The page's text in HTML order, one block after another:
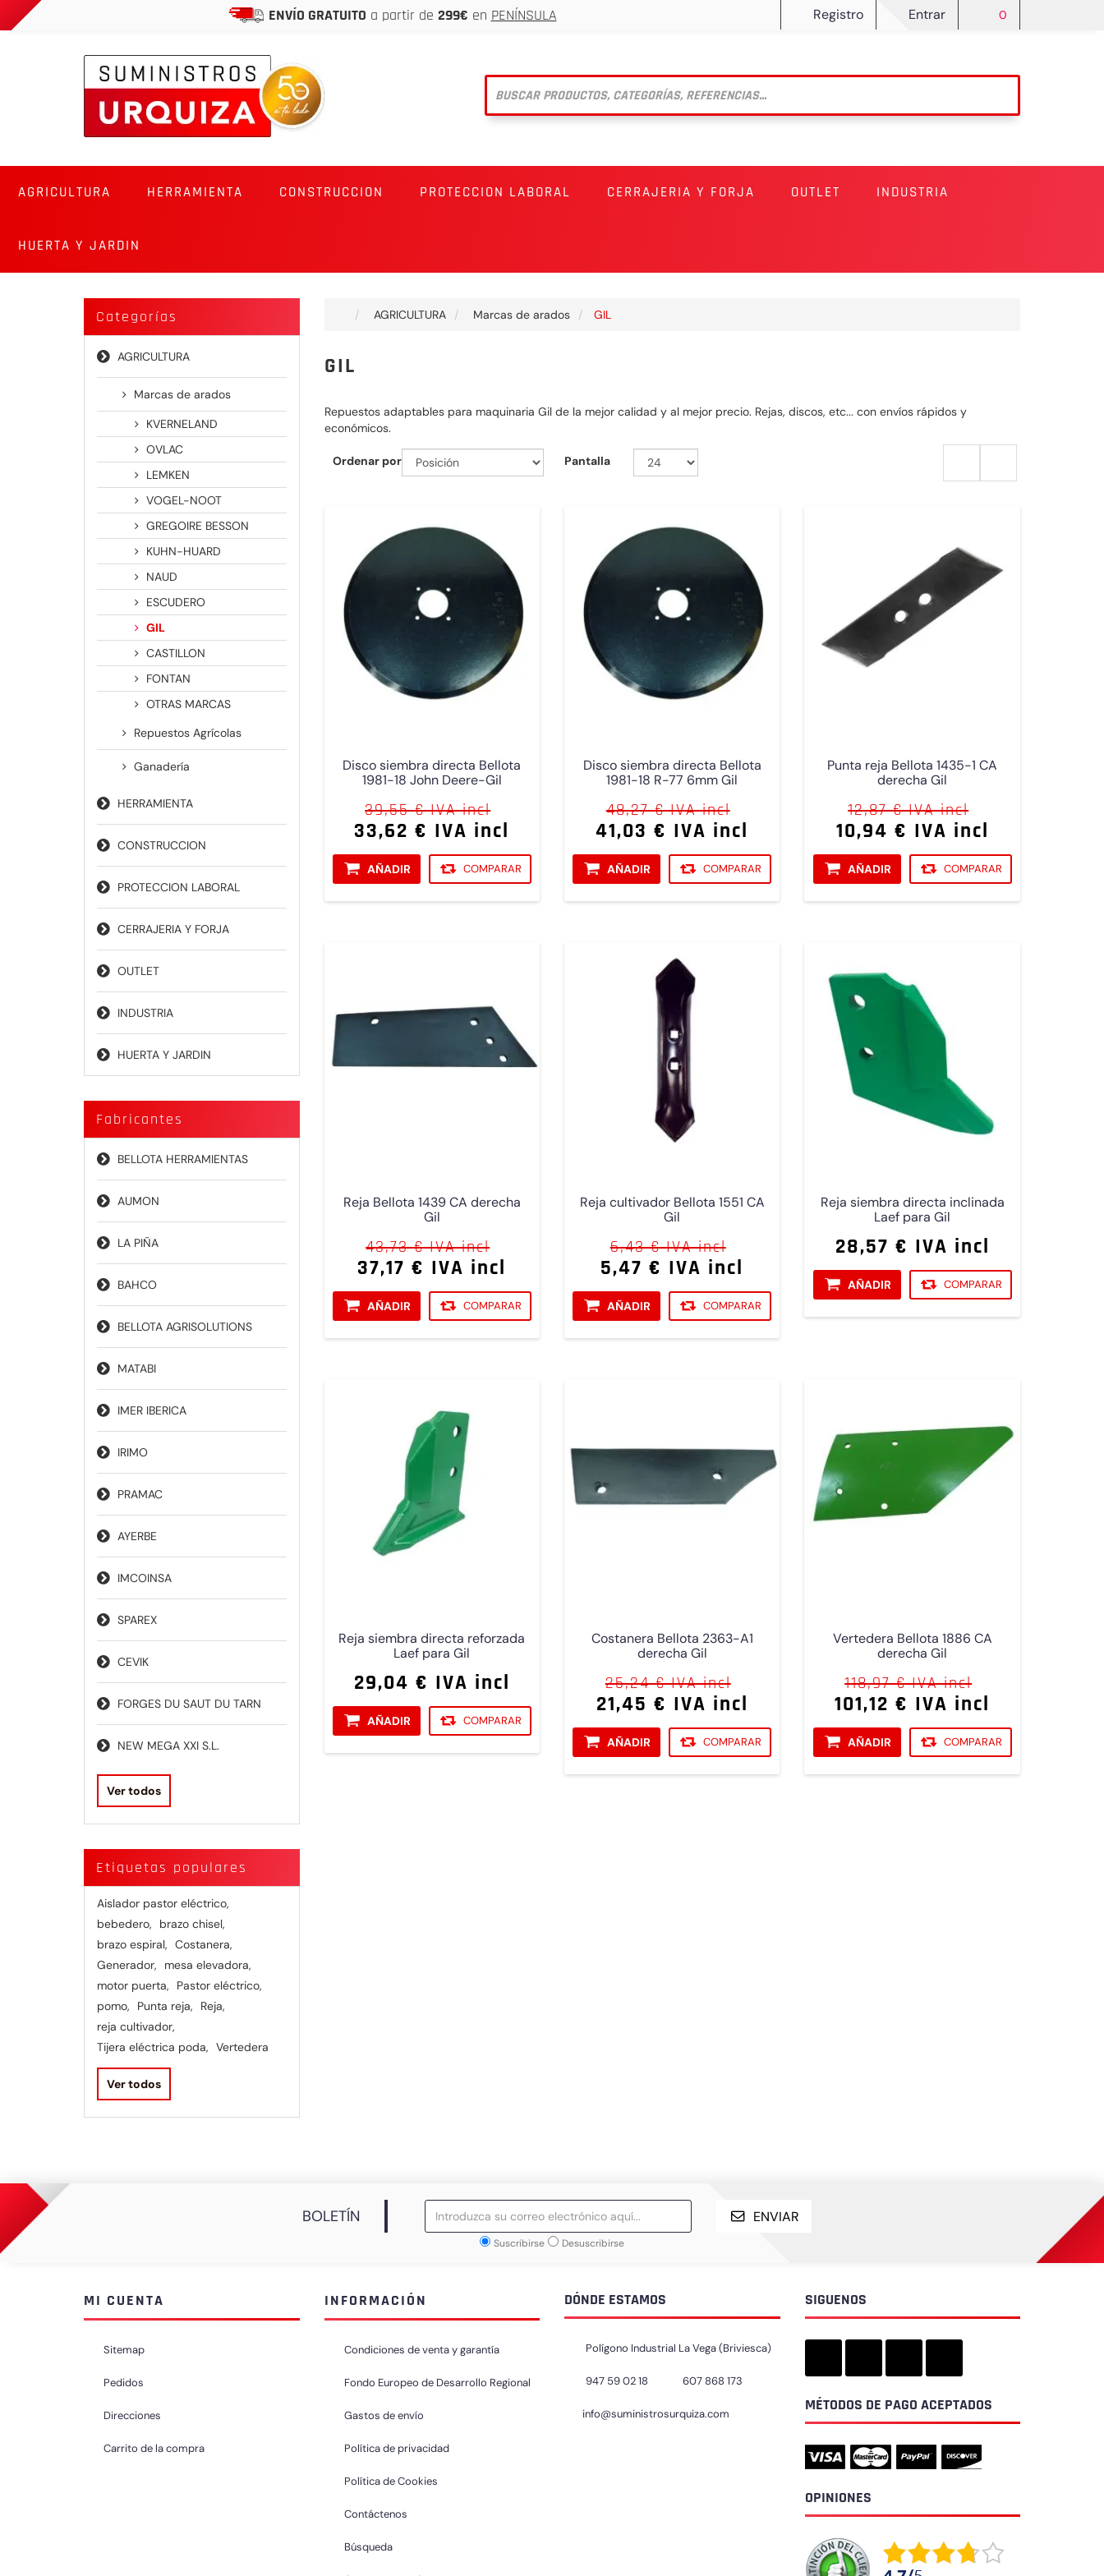
ENVÍO GRATUITO a partir de 299€ en PENÍNSULA Registro Entrar 0
AGRICULTURA HERRAMIENTA CONSTRUCCION PROTECCION LABORAL CERRAJERIA Y FORJA OUTLET INDUSTRIA
HUERTA Y JARDIN
Categorías
AGRICULTURA
Marcas de arados
KVERNELAND
OVLAC
LEMKEN
VOGEL-NOOT
GREGOIRE BESSON
KUHN-HUARD
NAUD
ESCUDERO
GIL
CASTILLON
FONTAN
OTRAS MARCAS
Repuestos Agrícolas
Ganadería
HERRAMIENTA
CONSTRUCCION
PROTECCION LABORAL
CERRAJERIA Y FORJA
OUTLET
INDUSTRIA
HUERTA Y JARDIN
Fabricantes
BELLOTA HERRAMIENTAS
AUMON
LA PIÑA
BAHCO
BELLOTA AGRISOLUTIONS
MATABI
IMER IBERICA
IRIMO
PRAMAC
AYERBE
IMCOINSA
SPAREX
CEVIK
FORGES DU SAUT DU TARN
NEW MEGA XXI S.L.
Ver todos
Etiquetas populares
Aislador pastor eléctrico,
bebedero, brazo chisel,
brazo espiral, Costanera,
Generador, mesa elevadora,
motor puerta, Pastor eléctrico,
pomo, Punta reja, Reja,
reja cultivador,
Tijera eléctrica poda, Vertedera
Ver todos
AGRICULTURA Marcas de arados GIL
GIL
Repuestos adaptables para maquinaria Gil de la mejor calidad y al mejor precio. Rejas, discos, etc... con envíos rápidos y
económicos.
Ordenar por Pantalla
Disco siembra directa Bellota
1981-18 John Deere-Gil
39,55 € IVA incl
33,62 € IVA incl
AÑADIR COMPARAR
Disco siembra directa Bellota
1981-18 R-77 6mm Gil
48,27 € IVA incl
41,03 € IVA incl
AÑADIR COMPARAR
Punta reja Bellota 1435-1 CA
derecha Gil
12,87 € IVA incl
10,94 € IVA incl
AÑADIR COMPARAR
Reja Bellota 1439 CA derecha
Gil
43,73 € IVA incl
37,17 € IVA incl
AÑADIR COMPARAR
Reja cultivador Bellota 1551 CA
Gil
6,43 € IVA incl
5,47 € IVA incl
AÑADIR COMPARAR
Reja siembra directa inclinada
Laef para Gil
28,57 € IVA incl
AÑADIR COMPARAR
Reja siembra directa reforzada
Laef para Gil
29,04 € IVA incl
AÑADIR COMPARAR
Costanera Bellota 2363-A1
derecha Gil
25,24 € IVA incl
21,45 € IVA incl
AÑADIR COMPARAR
Vertedera Bellota 1886 CA
derecha Gil
118,97 € IVA incl
101,12 € IVA incl
AÑADIR COMPARAR
BOLETÍN ENVIAR
Suscribirse Desuscribirse
MI CUENTA
Sitemap
Pedidos
Direcciones
Carrito de la compra
INFORMACIÓN
Condiciones de venta y garantía
Fondo Europeo de Desarrollo Regional
Gastos de envío
Política de privacidad
Política de Cookies
Contáctenos
Búsqueda
DÓNDE ESTAMOS
Polígono Industrial La Vega (Briviesca)
947 59 02 18 607 868 173
info@suministrosurquiza.com
SIGUENOS
MÉTODOS DE PAGO ACEPTADOS
OPINIONES